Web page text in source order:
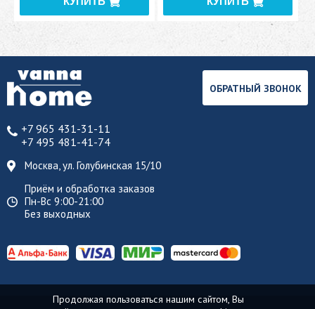
+7 965 431-31-11
+7 495 481-41-74
Москва, ул. Голубинская 15/10
Приём и обработка заказов
Пн-Вс 9:00-21:00
Без выходных
ОБРАТНЫЙ ЗВОНОК
Продолжая пользоваться нашим сайтом, Вы